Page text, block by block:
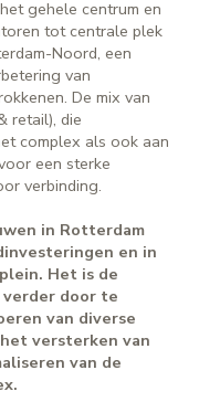
gehele centrum en
tot centrale plek
Noord, een
van
De mix van
retail), die
complex als ook aan
een sterke
verbinding.
in Rotterdam
en in
Het is de
door te
van diverse
versterken van
van de